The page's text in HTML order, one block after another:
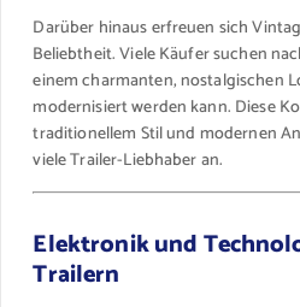
Darüber hinaus erfreuen sich
Beliebtheit. Viele Käufer suchen
einem charmanten, nostalgischen
modernisiert werden kann. Diese
traditionellem Stil und modernen
viele Trailer-Liebhaber an.
Elektronik und
Trailern